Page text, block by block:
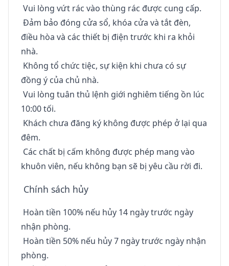
Vui lòng vứt rác vào thùng rác được cung cấp.
Đảm bảo đóng cửa sổ, khóa cửa và tắt đèn,
điều hòa và các thiết bị điện trước khi ra khỏi
nhà.
Không tổ chức tiệc, sự kiện khi chưa có sự
đồng ý của chủ nhà.
Vui lòng tuân thủ lệnh giới nghiêm tiếng ồn lúc
10:00 tối.
Khách chưa đăng ký không được phép ở lại qua
đêm.
Các chất bị cấm không được phép mang vào
khuôn viên, nếu không bạn sẽ bị yêu cầu rời đi.
Chính sách hủy
Hoàn tiền 100% nếu hủy 14 ngày trước ngày
nhận phòng.
Hoàn tiền 50% nếu hủy 7 ngày trước ngày nhận
phòng.